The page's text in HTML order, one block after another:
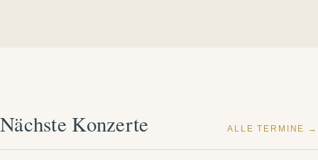
Nächste Konzerte ALLE TERMINE